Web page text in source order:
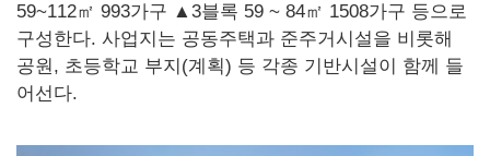
59~112㎡ 993가구 ▲3블록 59 ~ 84㎡ 1508가구 등으로
구성한다. 사업지는 공동주택과 준주거시설을 비롯해
공원, 초등학교 부지(계획) 등 각종 기반시설이 함께 들
어선다.